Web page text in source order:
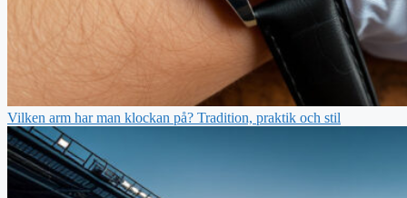
Vilken arm har man klockan på? Tradition, praktik och stil